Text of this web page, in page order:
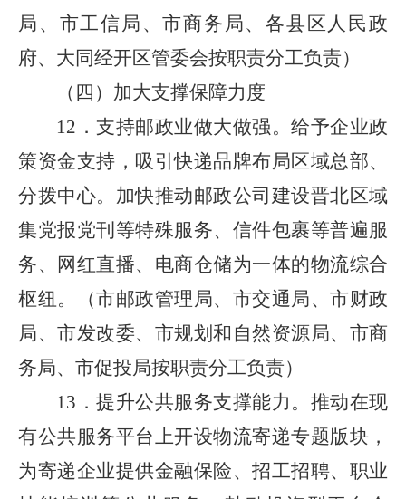
局、市工信局、市商务局、各县区人民政
府、大同经开区管委会按职责分工负责）
（四）加大支撑保障力度
12．支持邮政业做大做强。给予企业政
策资金支持，吸引快递品牌布局区域总部、
分拨中心。加快推动邮政公司建设晋北区域
集党报党刊等特殊服务、信件包裹等普遍服
务、网红直播、电商仓储为一体的物流综合
枢纽。（市邮政管理局、市交通局、市财政
局、市发改委、市规划和自然资源局、市商
务局、市促投局按职责分工负责）
13．提升公共服务支撑能力。推动在现
有公共服务平台上开设物流寄递专题版块，
为寄递企业提供金融保险、招工招聘、职业